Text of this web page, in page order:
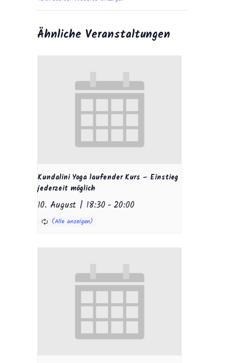
Ähnliche Veranstaltungen
Kundalini Yoga laufender Kurs – Einstieg
jederzeit möglich
10. August | 18:30 -20:00